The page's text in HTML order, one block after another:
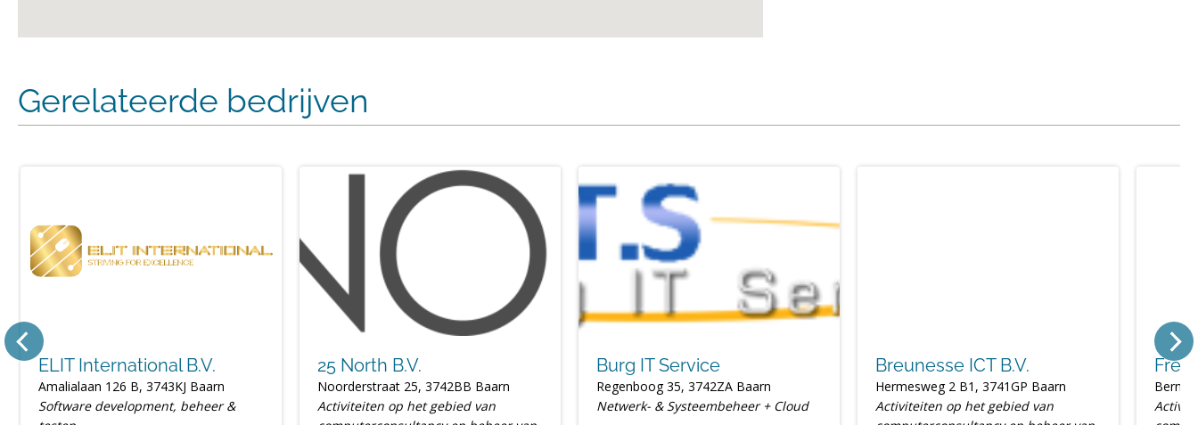
Gerelateerde bedrijven
ELIT International B.V.
Amalialaan 126 B, 3743KJ Baarn
Software development, beheer &
25 North B.V.
Noorderstraat 25, 3742BB Baarn
Activiteiten op het gebied van
Burg IT Service
Regenboog 35, 3742ZA Baarn
Netwerk- & Systeembeheer + Cloud
Breunesse ICT B.V.
Hermesweg 2 B1, 3741GP Baarn
Activiteiten op het gebied van